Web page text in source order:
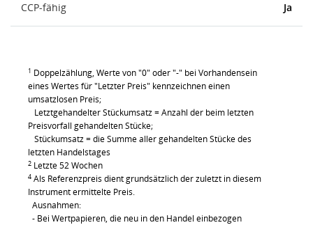
CCP-fähig Ja
1 Doppelzählung, Werte von "0" oder "-" bei Vorhandensein
eines Wertes für "Letzter Preis" kennzeichnen einen
umsatzlosen Preis;
Letztgehandelter Stückumsatz = Anzahl der beim letzten
Preisvorfall gehandelten Stücke;
Stückumsatz = die Summe aller gehandelten Stücke des
letzten Handelstages
2 Letzte 52 Wochen
4 Als Referenzpreis dient grundsätzlich der zuletzt in diesem
Instrument ermittelte Preis.
Ausnahmen:
- Bei Wertpapieren, die neu in den Handel einbezogen